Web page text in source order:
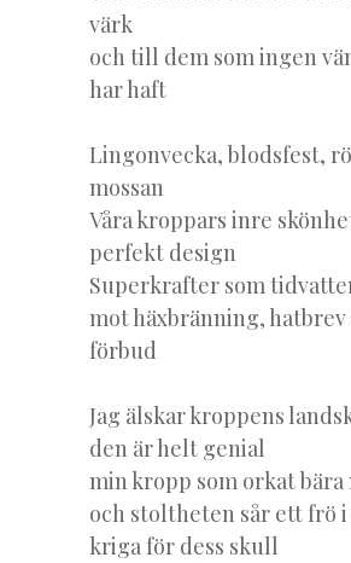
värk
och till dem som ingen
har haft
Lingonvecka, blodsfest,
mossan
Våra kroppars inre
perfekt design
Superkrafter som
mot häxbränning, hatbrev
förbud
Jag älskar kroppens
den är helt genial
min kropp som orkat
och stoltheten sår ett frö
kriga för dess skull